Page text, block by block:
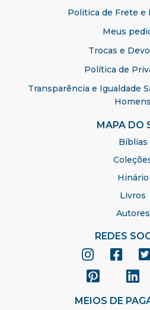
Politica de Frete e
Meus
Trocas e
Política de
Transparência e Igualdade
Homens
MAPA DO
Bíblias
Hinário
Livros
Autores
REDES
MEIOS DE